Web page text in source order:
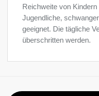
Reichweite von
Jugendliche,
geeignet. Die tägliche
überschritten werden.